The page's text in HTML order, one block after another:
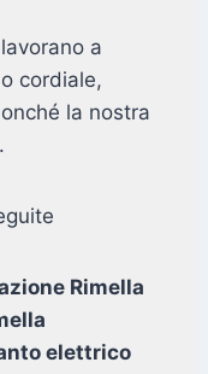
a
cordiale,
la nostra
Rimella
elettrico